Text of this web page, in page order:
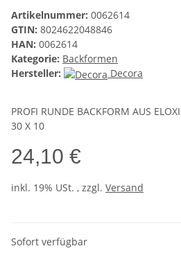
Artikelnummer: 0062614
GTIN: 8024622048846
HAN: 0062614
Kategorie: Backformen
Hersteller:
Decora
PROFI RUNDE BACKFORM AUS
30 X 10
24,10 €
inkl. 19% USt. , zzgl. Versand
Sofort verfügbar